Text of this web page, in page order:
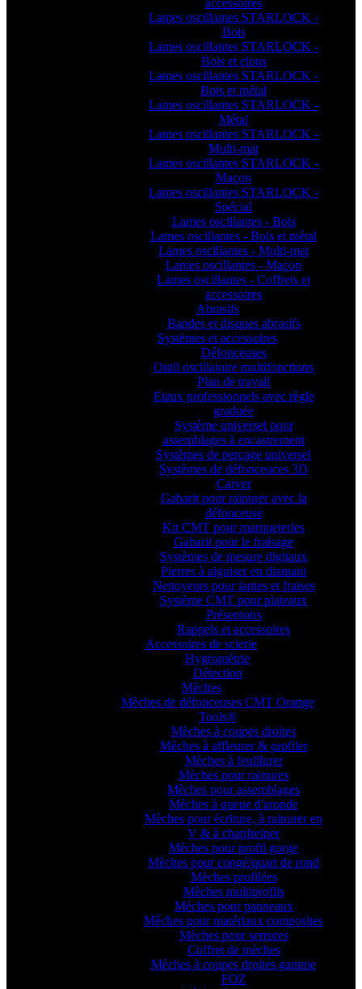
accessoires
Lames oscillantes STARLOCK -
Bois
Lames oscillantes STARLOCK -
Bois et clous
Lames oscillantes STARLOCK -
Bois et métal
Lames oscillantes STARLOCK -
Métal
Lames oscillantes STARLOCK -
Multi-mat
Lames oscillantes STARLOCK -
Maçon
Lames oscillantes STARLOCK -
Spécial
Lames oscillantes - Bois
Lames oscillantes - Bois et métal
Lames oscillantes - Multi-mat
Lames oscillantes - Maçon
Lames oscillantes - Coffrets et
accessoires
Abrasifs
Bandes et disques abrasifs
Systèmes et accessoires
Défonceuses
Outil oscillatoire multifonctions
Plan de travail
Etaux professionnels avec règle
graduée
Système universel pour
assemblages à encastrement
Systèmes de perçage universel
Systèmes de défonceuces 3D
Carver
Gabarit pour rainurer avec la
défonceuse
Kit CMT pour marqueteries
Gabarit pour le fraisage
Systèmes de mesure digitaux
Pierres à aiguiser en diamant
Nettoyeurs pour lames et fraises
Système CMT pour plateaux
Présentoirs
Rappels et accessoires
Accessoires de scierie
Hygrométrie
Détection
Mèches
Mèches de défonceuses CMT Orange
Tools®
Mèches à coupes droites
Mèches à affleurer & profiler
Mèches à feuillurer
Mèches pour rainures
Mèches pour assemblages
Mèches à queue d'aronde
Mèches pour écriture, à rainurer en
V & à chanfreiner
Mèches pour profil gorge
Mèches pour congé/quart de rond
Mèches profilées
Mèches multiprofils
Mèches pour panneaux
Mèches pour matériaux composites
Mèches pour serrures
Coffret de mèches
Mèches à coupes droites gamme
FOZ